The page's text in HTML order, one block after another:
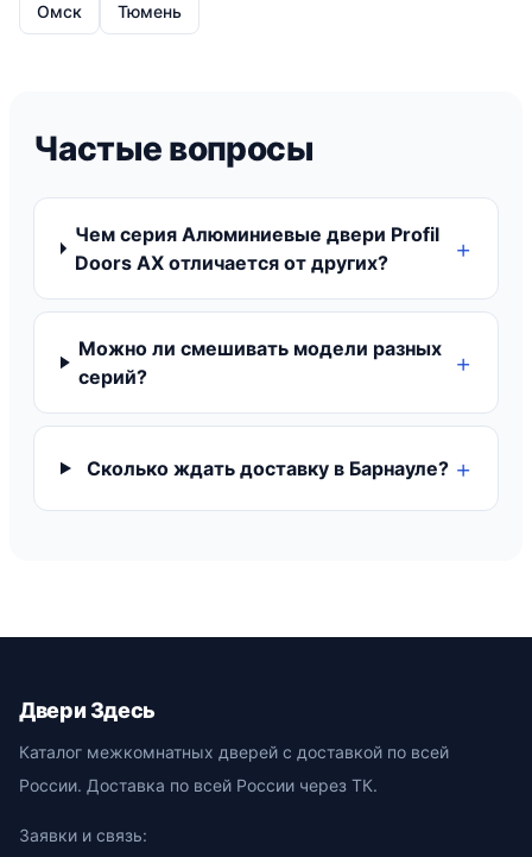
Омск Тюмень
Частые вопросы
Чем серия Алюминиевые двери Profil
Doors AX отличается от других?
Можно ли смешивать модели разных
серий?
Сколько ждать доставку в Барнауле?
Двери Здесь
Каталог межкомнатных дверей с доставкой по всей
России. Доставка по всей России через ТК.
Заявки и связь: